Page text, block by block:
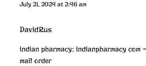
July 21, 2024 at 2:46 am
DavidRus
indian pharmacy: indianpharmacy com
mail order